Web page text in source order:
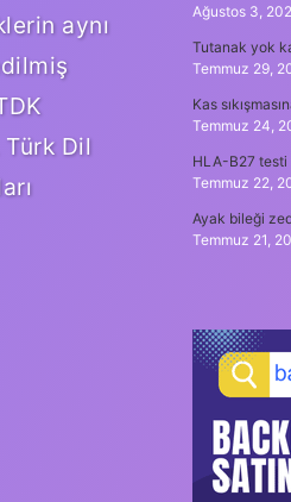
aynı
Dil
Ağustos 3,
Tutanak yok
Temmuz 29,
Kas
Temmuz 24,
HLA-B27 testi
Temmuz 22,
Ayak bileği
Temmuz 21,